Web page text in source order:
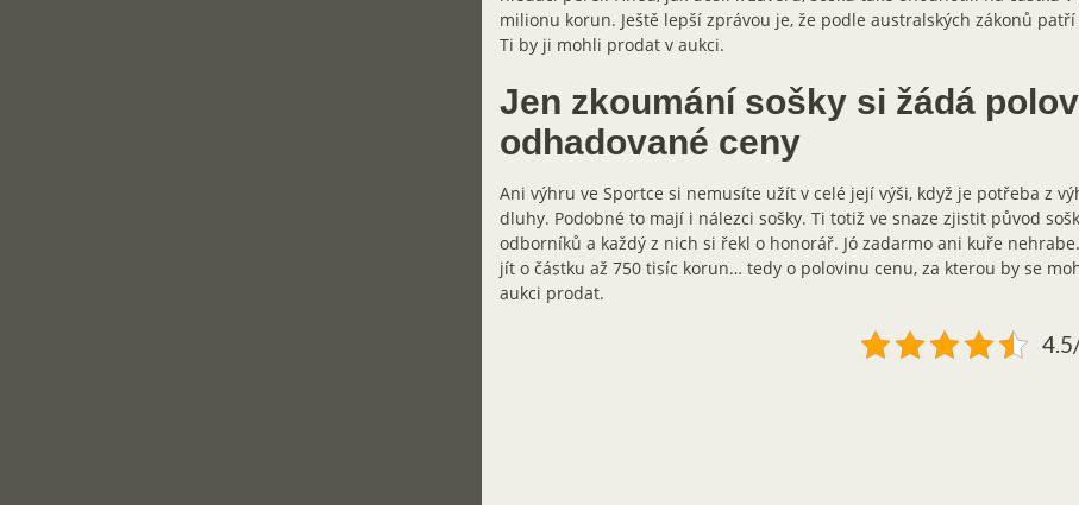
milionu korun. Ještě lepší zprávou je, že podle australských zákonů patří
Ti by ji mohli prodat v aukci.
Jen zkoumání sošky si žádá
odhadované ceny
Ani výhru ve Sportce si nemusíte užít v celé její výši, když je potřeba z
dluhy. Podobné to mají i nálezci sošky. Ti totiž ve snaze zjistit původ
odborníků a každý z nich si řekl o honorář. Jó zadarmo ani kuře
jít o částku až 750 tisíc korun… tedy o polovinu cenu, za kterou by se
aukci prodat.